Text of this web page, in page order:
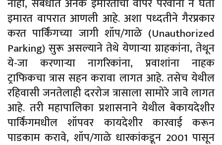
नाही, संबंधीत अनेक इमारतींचा वापर परवाना न घेता
इमारत वापरात आणली आहे. अशा पध्दतीने गैरप्रकार
करत पार्किंगच्या जागी शॉप/गाळे (Unauthorized
Parking) सुरू असल्याने तेथे येणाऱ्या ग्राहकांना, तेथून
ये-जा करणाऱ्या नागरिकांना, प्रवाशांना नाहक
ट्राफिकचा त्रास सहन करावा लागत आहे. तसेच येथील
रहिवासी जनतेलाही दररोज त्रासाला सामोरे जावे लागत
आहे. तरी महापालिका प्रशासनाने येथील बेकायदेशीर
पार्किंगमधील शॉपवर कायदेशीर कारवाई करून
पाडकाम करावे, शॉप/गाळे धारकांकडून 2001 पासून